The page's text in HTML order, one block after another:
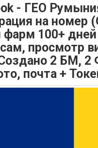
- ГЕО
на номер
фарм 100+
просмотр
2 БМ,
почта +